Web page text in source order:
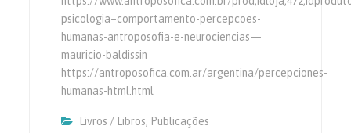
psicologia–comportamento-percepcoes-
humanas-antroposofia-e-neurociencias—
mauricio-baldissin
https://antroposofica.com.ar/argentina/percepciones-
humanas-html.html
Livros / Libros, Publicações